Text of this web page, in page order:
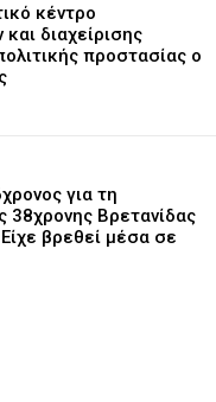
κέντρο
διαχείρισης
προστασίας ο
για τη
38χρονης Βρετανίδας
βρεθεί μέσα σε